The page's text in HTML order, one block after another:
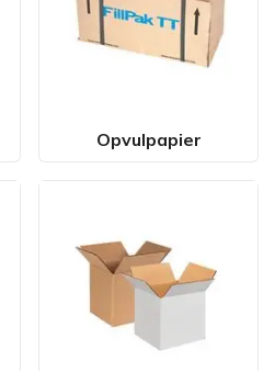
Opvulpapier